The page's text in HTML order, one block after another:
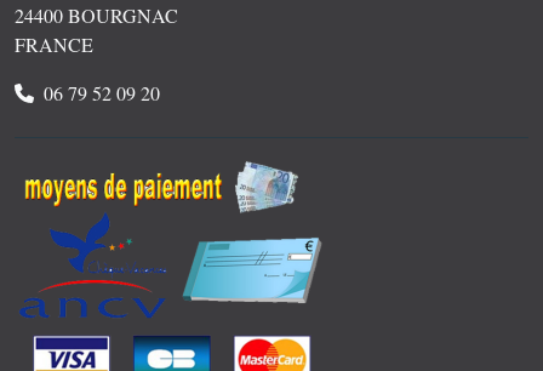
24400 BOURGNAC
FRANCE
06 79 52 09 20